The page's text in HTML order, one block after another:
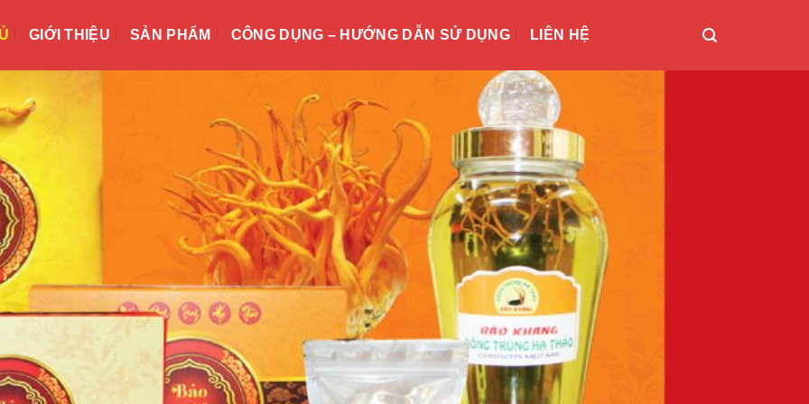
GIỚI THIỆU SẢN PHẨM CÔNG DỤNG – HƯỚNG DẪN SỬ DỤNG LIÊN HỆ